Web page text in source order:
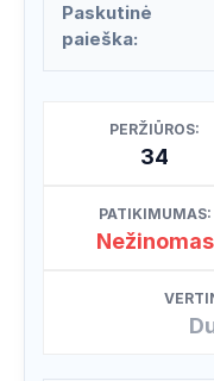
Paskutinė
paieška:
PERŽIŪROS:
34
PATIKIMUMAS:
Nežinomas